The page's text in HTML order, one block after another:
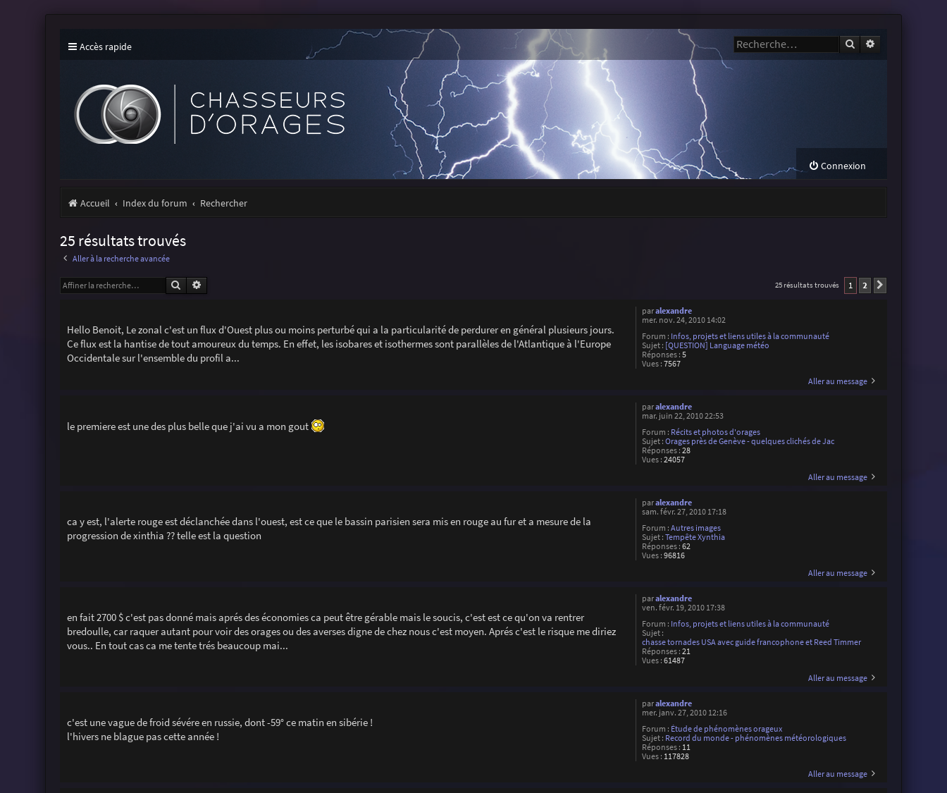
Accès rapide Rechercher
Connexion
Accueil Index du forum Rechercher
25 résultats trouvés
Aller à la recherche avancée
Rechercher 25 résultats trouvés 1 2
paralexandre
mer. nov. 24, 2010 14:02
Forum : Infos, projets et liens utiles à la communauté
Sujet : [QUESTION] Language météo
Réponses : 5
Vues : 7567
Hello Benoit, Le zonal c'est un flux d'Ouest plus ou moins perturbé qui a la particularité de perdurer en général plusieurs jours.
Ce flux est la hantise de tout amoureux du temps. En effet, les isobares et isothermes sont parallèles de l'Atlantique à l'Europe
Occidentale sur l'ensemble du profil a...
Aller au message
paralexandre
mar. juin 22, 2010 22:53
Forum : Récits et photos d'orages
Sujet : Orages près de Genève - quelques clichés de Jac
Réponses : 28
Vues : 24057
le premiere est une des plus belle que j'ai vu a mon gout
Aller au message
paralexandre
sam. févr. 27, 2010 17:18
Forum : Autres images
Sujet : Tempête Xynthia
Réponses : 62
Vues : 96816
ca y est, l'alerte rouge est déclanchée dans l'ouest, est ce que le bassin parisien sera mis en rouge au fur et a mesure de la
progression de xinthia ?? telle est la question
Aller au message
paralexandre
ven. févr. 19, 2010 17:38
Forum : Infos, projets et liens utiles à la communauté
Sujet :
chasse tornades USA avec guide francophone et Reed Timmer
Réponses : 21
Vues : 61487
en fait 2700 $ c'est pas donné mais aprés des économies ca peut être gérable mais le soucis, c'est est ce qu'on va rentrer
bredoulle, car raquer autant pour voir des orages ou des averses digne de chez nous c'est moyen. Aprés c'est le risque me diriez
vous.. En tout cas ca me tente trés beaucoup mai...
Aller au message
paralexandre
mer. janv. 27, 2010 12:16
Forum : Étude de phénomènes orageux
Sujet : Record du monde - phénomènes météorologiques
Réponses : 11
Vues : 117828
c'est une vague de froid sévére en russie, dont -59° ce matin en sibérie !
l'hivers ne blague pas cette année !
Aller au message